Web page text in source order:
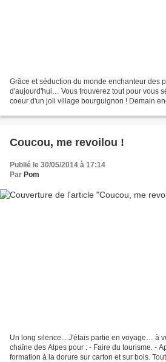
Grâce et séduction du monde enchanteur des
d'aujourd'hui… Vous trouverez tout pour vous
coeur d'un joli village bourguignon ! Demain
Coucou, me revoilou !
Publié le 30/05/2014 à 17:14
Par Pom
Un long silence... J'étais partie en voyage… à
chaîne des Alpes pour : - Faire du tourisme. -
formation à la dorure sur carton et sur bois.